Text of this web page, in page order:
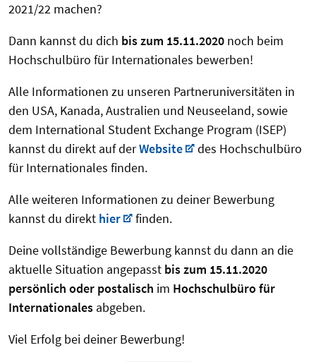
2021/22 machen?
Dann kannst du dich bis zum 15.11.2020 noch beim
Hochschulbüro für Internationales bewerben!
Alle Informationen zu unseren Partneruniversitäten in
den USA, Kanada, Australien und Neuseeland, sowie
dem International Student Exchange Program (ISEP)
kannst du direkt auf derWebsite
des Hochschulbüro
für Internationales finden.
Alle weiteren Informationen zu deiner Bewerbung
kannst du direkt hier
finden.
Deine vollständige Bewerbung kannst du dann an die
aktuelle Situation angepasst bis zum 15.11.2020
persönlich oder postalisch im Hochschulbüro für
Internationales abgeben.
Viel Erfolg bei deiner Bewerbung!